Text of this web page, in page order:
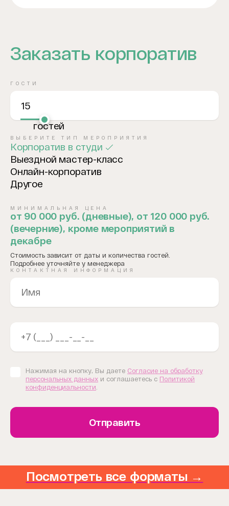
Заказать корпоратив
ГОСТИ
гостей
ВЫБЕРИТЕ ТИП МЕРОПРИЯТИЯ
Корпоратив в студи
Выездной мастер-класс
Онлайн-корпоратив
Другое
МИНИМАЛЬНАЯ ЦЕНА
от 90 000 руб. (дневные), от 120 000 руб.
(вечерние), кроме мероприятий в
декабре
Стоимость зависит от даты и количества гостей.
Подробнее уточняйте у менеджера
КОНТАКТНАЯ ИНФОРМАЦИЯ
Нажимая на кнопку, Вы даете Согласие на обработку
персональных данных и соглашаетесь с Политикой
конфиденциальности.
Отправить
Посмотреть все форматы →